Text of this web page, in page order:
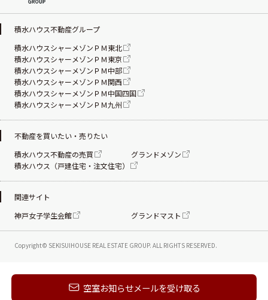
新着メールを受け取る
空室お知らせメールを受け取る
Copyright© SEKISUIHOUSE REAL ESTATE GROUP. ALL RIGHTS RESERVED.
積水ハウス不動産グループ
積水ハウスシャーメゾンＰＭ東北
積水ハウスシャーメゾンＰＭ東京
積水ハウスシャーメゾンＰＭ中部
積水ハウスシャーメゾンＰＭ関西
積水ハウスシャーメゾンＰＭ中国四国
積水ハウスシャーメゾンＰＭ九州
不動産を買いたい・売りたい
積水ハウス不動産の売買
グランドメゾン
積水ハウス（戸建住宅・注文住宅）
関連サイト
神戸女子学生会館
グランドマスト